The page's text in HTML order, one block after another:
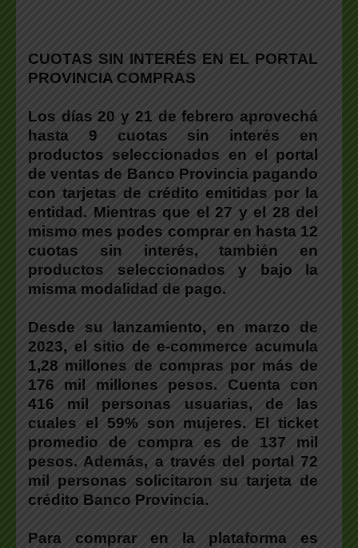
CUOTAS SIN INTERÉS EN EL PORTAL
PROVINCIA COMPRAS
Los días 20 y 21 de febrero aprovechá
hasta 9 cuotas sin interés en
productos seleccionados en el portal
de ventas de Banco Provincia pagando
con tarjetas de crédito emitidas por la
entidad. Mientras que el 27 y el 28 del
mismo mes podes comprar en hasta 12
cuotas sin interés, también en
productos seleccionados y bajo la
misma modalidad de pago.
Desde su lanzamiento, en marzo de
2023, el sitio de e-commerce acumula
1,28 millones de compras por más de
176 mil millones pesos. Cuenta con
416 mil personas usuarias, de las
cuales el 59% son mujeres. El ticket
promedio de compra es de 137 mil
pesos. Además, a través del portal 72
mil personas solicitaron su tarjeta de
crédito Banco Provincia.
Para comprar en la plataforma es